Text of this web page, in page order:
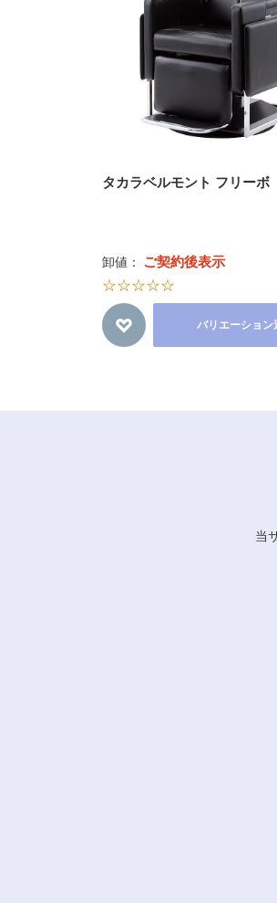
タカラベルモント フリーボ
卸値： ご契約後表示
☆☆☆☆☆
バリエーション
当